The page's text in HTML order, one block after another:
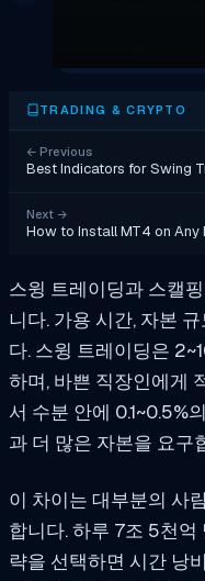
TRADING & CRYPTO
← Previous
Best Indicators for Swing
Next →
How to Install MT4 on Any
스윙 트레이딩과 스캘
니다. 가용 시간, 자본
다. 스윙 트레이딩은
하며, 바쁜 직장인에게
서 수분 안에 0.1~0.5%
과 더 많은 자본을 요구
이 차이는 대부분의 사
합니다. 하루 7조 5천
략을 선택하면 시간 낭